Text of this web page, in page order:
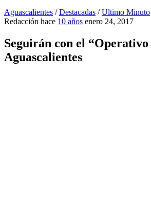
Aguascalientes /Destacadas /Ultimo Minuto
Redacción hace 10 años enero 24, 2017
Seguirán con el
Aguascalientes